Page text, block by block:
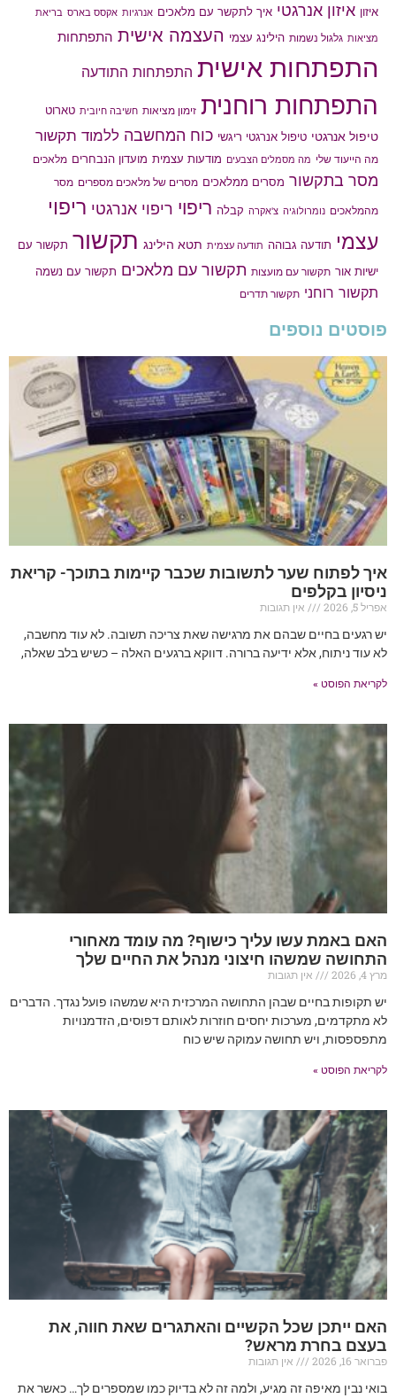
איזון איזון אנרגטי איך לתקשר עם מלאכים אנרגיות אקסס בארס בריאת
מציאות גלגול נשמות הילינג עצמי העצמה אישית התפתחות
התפתחות אישית התפתחות התודעה
התפתחות רוחנית זימון מציאות חשיבה חיובית טארוט
טיפול אנרגטי טיפול אנרגטי ריגשי כוח המחשבה ללמוד תקשור
מה הייעוד שלי מה מסמלים הצבעים מודעות עצמית מועדון הנבחרים מלאכים
מסר בתקשור מסרים ממלאכים מסרים של מלאכים מספרים מסר
מהמלאכים נומרולוגיה צ'אקרה קבלה ריפוי ריפוי אנרגטי ריפוי
עצמי תודעה גבוהה תודעה עצמית תטא הילינג תקשור תקשור עם
ישיות אור תקשור עם מועצות תקשור עם מלאכים תקשור עם נשמה
תקשור רוחני תקשור תדרים
פוסטים נוספים
איך לפתוח שער לתשובות שכבר קיימות בתוכך- קריאת
ניסיון בקלפים
אפריל 5, 2026
אין תגובות
יש רגעים בחיים שבהם את מרגישה שאת צריכה תשובה. לא עוד מחשבה,
לא עוד ניתוח, אלא ידיעה ברורה. דווקא ברגעים האלה – כשיש בלב שאלה,
לקריאת הפוסט »
האם באמת עשו עליך כישוף? מה עומד מאחורי
התחושה שמשהו חיצוני מנהל את החיים שלך
מרץ 4, 2026
אין תגובות
יש תקופות בחיים שבהן התחושה המרכזית היא שמשהו פועל נגדך. הדברים
לא מתקדמים, מערכות יחסים חוזרות לאותם דפוסים, הזדמנויות
מתפספסות, ויש תחושה עמוקה שיש כוח
לקריאת הפוסט »
האם ייתכן שכל הקשיים והאתגרים שאת חווה, את
בעצם בחרת מראש?
פברואר 16, 2026
אין תגובות
בואי נבין מאיפה זה מגיע, ולמה זה לא בדיוק כמו שמספרים לך… כאשר את